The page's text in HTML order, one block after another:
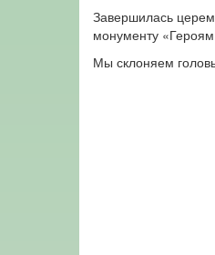
Завершилась
монументу
Мы склоняем